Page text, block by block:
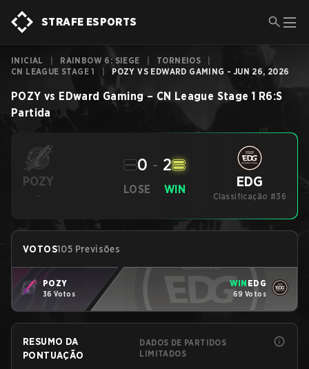
STRAFE ESPORTS
INICIAL RAINBOW 6: SIEGE TORNEIOS
CN LEAGUE STAGE 1
POZY VS EDWARD GAMING - JUN 26, 2026
POZY vs EDward Gaming– CN League Stage 1 R6:S
Partida
POZY
-
LOSE
0 - 2
WIN EDG
Classificação #36
VOTOS105 Previsões
POZY
36 Votos
WIN EDG
69 Votos
RESUMO DA
PONTUAÇÃO
DADOS DE PARTIDOS
LIMITADOS